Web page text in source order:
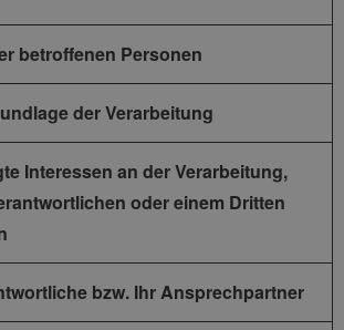
betroffenen Personen
der Verarbeitung
Interessen an der Verarbeitung,
oder einem Dritten
bzw. Ihr Ansprechpartner